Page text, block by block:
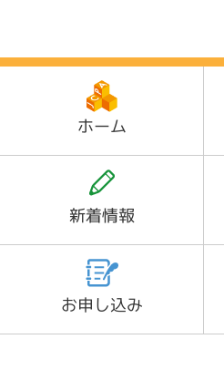
ホーム
新着情報
お申し込み